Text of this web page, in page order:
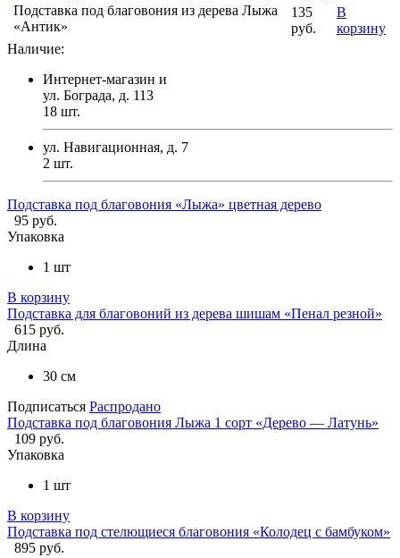
Подставка под благовония из дерева Лыжа
«Антик»
135
руб.
В
корзину
Наличие:
Интернет-магазин и
ул. Бограда, д. 113
18 шт.
ул. Навигационная, д. 7
2 шт.
Подставка под благовония «Лыжа» цветная дерево
95 руб.
Упаковка
1 шт
В корзину
Подставка для благовоний из дерева шишам «Пенал резной»
615 руб.
Длина
30 см
Подписаться Распродано
Подставка под благовония Лыжа 1 сорт «Дерево — Латунь»
109 руб.
Упаковка
1 шт
В корзину
Подставка под стелющиеся благовония «Колодец с бамбуком»
895 руб.